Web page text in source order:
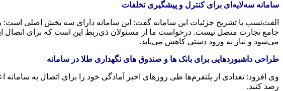
سامانه سه‌لایه‌ای برای کنترل و پیشگیری تخلفات
الفت‌نسب با تشریح جزئیات این سامانه گفت: این سامانه دارای سه بخش اصلی
می‌شود و نیاز به ورود دستی کاهش می‌یابد.
طراحی داشبوردهایی برای بانک ها و صندوق های نگهداری طلا در سامانه
وی افزود: تعدادی از پلتفرم‌ها طی روزهای اخیر آمادگی خود را برای اتصال به سامانه
رصد کنند.